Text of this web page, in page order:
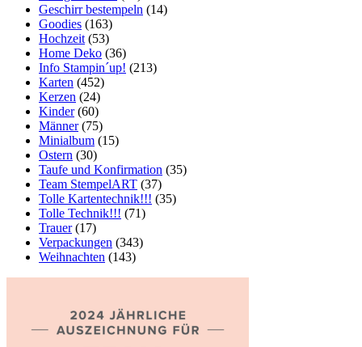
Geschirr bestempeln (14)
Goodies (163)
Hochzeit (53)
Home Deko (36)
Info Stampin´up! (213)
Karten (452)
Kerzen (24)
Kinder(60)
Männer(75)
Minialbum (15)
Ostern (30)
Taufe und Konfirmation (35)
Team StempelART (37)
Tolle Kartentechnik!!! (35)
Tolle Technik!!! (71)
Trauer(17)
Verpackungen (343)
Weihnachten (143)